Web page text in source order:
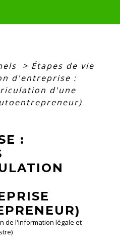
> Étapes de vie
d'entreprise :
d'une
:
de l'information légale et